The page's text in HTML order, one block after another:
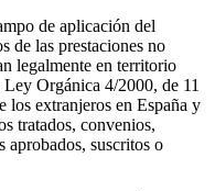
de aplicación del
de las prestaciones no
legalmente en territorio
Orgánica 4/2000, de 11
los extranjeros en España y
tratados, convenios,
aprobados, suscritos o